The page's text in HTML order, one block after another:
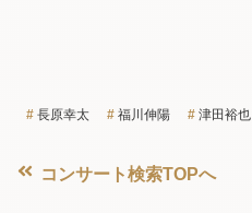
長原幸太 福川伸陽 津田裕也
コンサート検索TOPへ